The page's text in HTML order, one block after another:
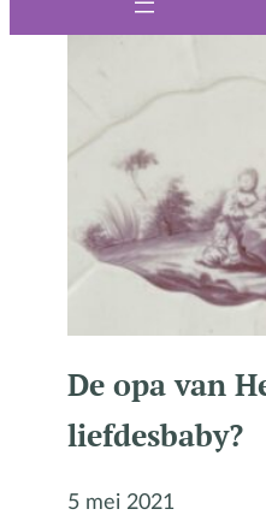
De opa van
liefdesbaby?
5 mei 2021